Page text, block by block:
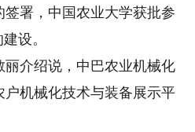
署，中国农业大学获批参
设。
介绍说，中巴农业机械化
机械化技术与装备展示平